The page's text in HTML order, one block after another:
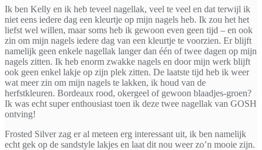
Ik ben Kelly en ik heb teveel nagellak, veel te veel en dat terwijl ik
niet eens iedere dag een kleurtje op mijn nagels heb. Ik zou het het
liefst wel willen, maar soms heb ik gewoon even geen tijd – en ook
zin om mijn nagels iedere dag van een kleurtje te voorzien. Er blijft
namelijk geen enkele nagellak langer dan één of twee dagen op mijn
nagels zitten. Ik heb enorm zwakke nagels en door mijn werk blijft
ook geen enkel lakje op zijn plek zitten. De laatste tijd heb ik weer
wat meer zin om mijn nagels te lakken, ik houd van de
herfstkleuren. Bordeaux rood, okergeel of gewoon blaadjes-groen?
Ik was echt super enthousiast toen ik deze twee nagellak van GOSH
ontving!
Frosted Silver zag er al meteen erg interessant uit, ik ben namelijk
echt gek op de sandstyle lakjes en laat dit nou weer zo’n mooie zijn.